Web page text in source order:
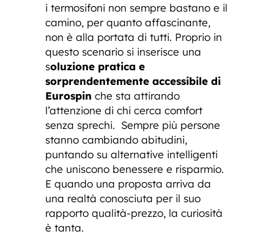
i termosifoni non sempre bastano e il
camino, per quanto affascinante,
non è alla portata di tutti. Proprio in
questo scenario si inserisce una
soluzione pratica e
sorprendentemente accessibile di
Eurospin che sta attirando
l’attenzione di chi cerca comfort
senza sprechi. Sempre più persone
stanno cambiando abitudini,
puntando su alternative intelligenti
che uniscono benessere e risparmio.
E quando una proposta arriva da
una realtà conosciuta per il suo
rapporto qualità-prezzo, la curiosità
è tanta.